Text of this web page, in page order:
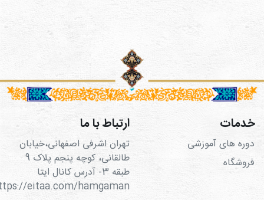
خدمات
دوره های آموزشی
فروشگاه
ارتباط با ما
تهران اشرفی اصفهانی،خیابان
طالقانی، کوچه پنجم پلاک 9
طبقه 3- آدرس کانال ایتا
https://eitaa.com/hamgaman